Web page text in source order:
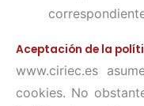
Aceptación de la
www.ciriec.es
cookies. No